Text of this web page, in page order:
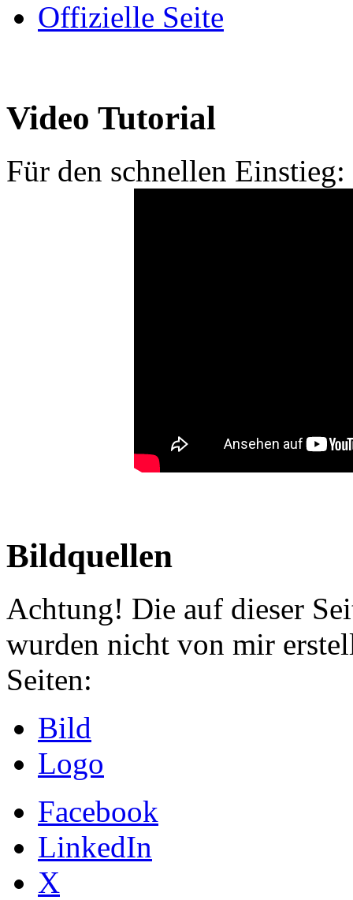
Offizielle Seite
Video Tutorial
Für den schnellen Einstieg:
Bildquellen
Achtung! Die auf dieser
wurden nicht von mir
Seiten:
Bild
Logo
Facebook
LinkedIn
X